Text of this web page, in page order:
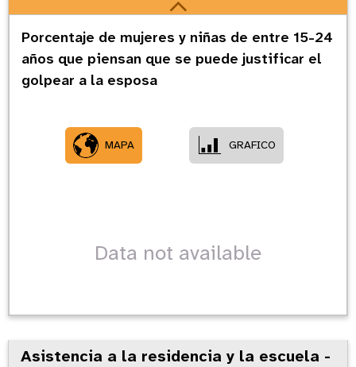
Porcentaje de mujeres y niñas de entre 15-24
años que piensan que se puede justificar el
golpear a la esposa
MAPA GRAFICO
Data not available
Asistencia a la residencia y la escuela -